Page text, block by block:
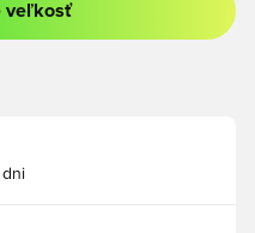
registráciu ako člen
veľkosť